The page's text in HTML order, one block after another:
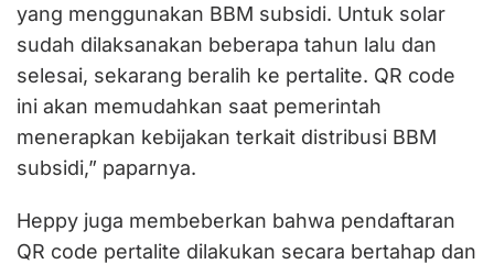
yang menggunakan BBM subsidi. Untuk solar
sudah dilaksanakan beberapa tahun lalu dan
selesai, sekarang beralih ke pertalite. QR code
ini akan memudahkan saat pemerintah
menerapkan kebijakan terkait distribusi BBM
subsidi,” paparnya.
Heppy juga membeberkan bahwa pendaftaran
QR code pertalite dilakukan secara bertahap dan